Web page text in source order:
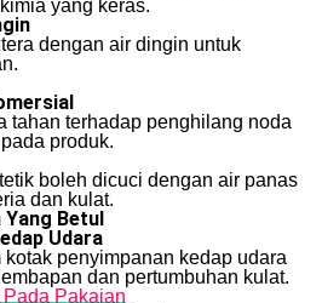
yang keras.
dengan air dingin untuk
tahan terhadap penghilang noda
produk.
boleh dicuci dengan air panas
dan kulat.
Yang Betul
Udara
penyimpanan kedap udara
dan pertumbuhan kulat.